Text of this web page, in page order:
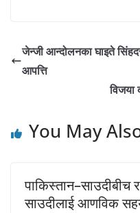
जेन्जी आन्दोलनका घाइते
आपत्ति
विजया
You May
पाकिस्तान–साउदीबीच
साउदीलाई आणविक